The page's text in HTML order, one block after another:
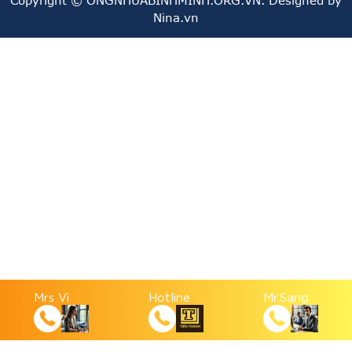
Tiết Kiệm Năng Lượng:Sản xuất ống nhựa PVC từ
cuối cùng có giá thành cạnh tranh hơn
GIÁ THÀNH : RẺ BẰNG 1 /3 SO VỚI NHỰA BÌNH
MINH, TIỀN PHONG, V.VVV
Nina.vn
Mrs Vi Hotline Mr.Sang